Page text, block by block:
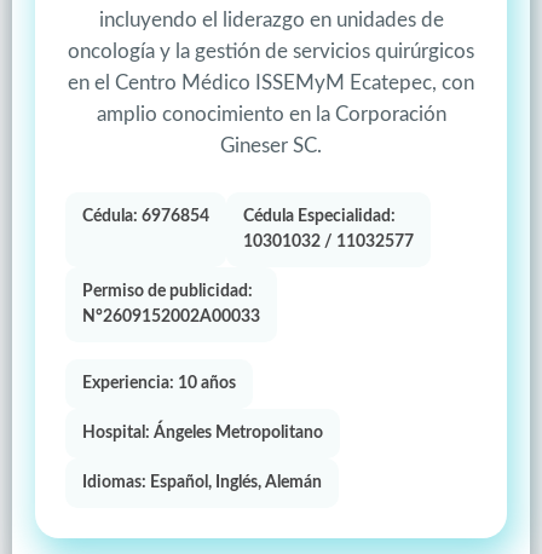
incluyendo el liderazgo en unidades de
oncología y la gestión de servicios quirúrgicos
en el Centro Médico ISSEMyM Ecatepec, con
amplio conocimiento en la Corporación
Gineser SC.
Cédula: 6976854
Cédula Especialidad:
10301032 / 11032577
Permiso de publicidad:
N°2609152002A00033
Experiencia: 10 años
Hospital: Ángeles Metropolitano
Idiomas: Español, Inglés, Alemán